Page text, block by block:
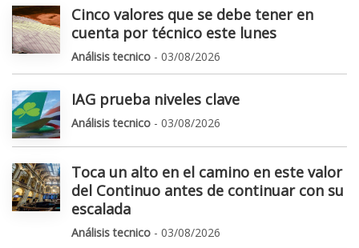
Cinco valores que se debe tener en
cuenta por técnico este lunes
Análisis tecnico - 03/08/2026
IAG prueba niveles clave
Análisis tecnico - 03/08/2026
Toca un alto en el camino en este valor
del Continuo antes de continuar con su
escalada
Análisis tecnico - 03/08/2026